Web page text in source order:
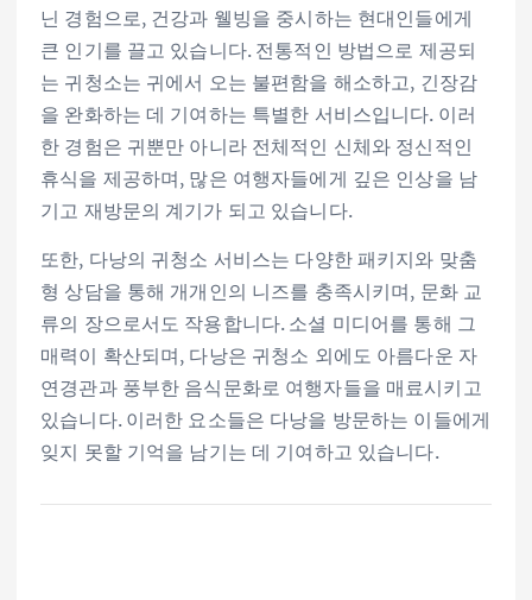
닌 경험으로, 건강과 웰빙을 중시하는 현대인들에게
큰 인기를 끌고 있습니다. 전통적인 방법으로 제공되
는 귀청소는 귀에서 오는 불편함을 해소하고, 긴장감
을 완화하는 데 기여하는 특별한 서비스입니다. 이러
한 경험은 귀뿐만 아니라 전체적인 신체와 정신적인
휴식을 제공하며, 많은 여행자들에게 깊은 인상을 남
기고 재방문의 계기가 되고 있습니다.
또한, 다낭의 귀청소 서비스는 다양한 패키지와 맞춤
형 상담을 통해 개개인의 니즈를 충족시키며, 문화 교
류의 장으로서도 작용합니다. 소셜 미디어를 통해 그
매력이 확산되며, 다낭은 귀청소 외에도 아름다운 자
연경관과 풍부한 음식문화로 여행자들을 매료시키고
있습니다. 이러한 요소들은 다낭을 방문하는 이들에게
잊지 못할 기억을 남기는 데 기여하고 있습니다.